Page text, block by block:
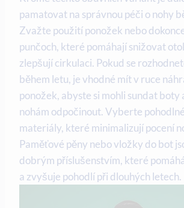
pamatovat na správnou péči o nohy
Zvažte použití ponožek nebo
punčoch, které pomáhají snižovat
zlepšují cirkulaci. Pokud se
během letu, je vhodné mít v ruce
ponožek, abyste si mohli sundat boty
nohám odpočinout. Vyberte
materiály, které minimalizují pocení
Paměťové pěny nebo vložky do bot
dobrým příslušenstvím, které
a zvyšuje pohodlí při dlouhých letech.